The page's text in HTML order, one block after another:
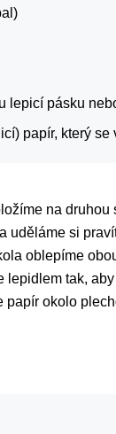
lepicí pásku
papír, který se
na druhou
uděláme si
oblepíme
lepidlem tak,
papír okolo